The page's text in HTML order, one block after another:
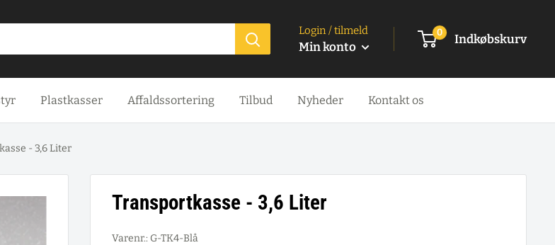
Login / tilmeld
Min konto
0 Indkøbskurv
Plastkasser Affaldssortering Tilbud Nyheder Kontakt os
- 3,6 Liter
Transportkasse - 3,6 Liter
Varenr.: G-TK4-Blå